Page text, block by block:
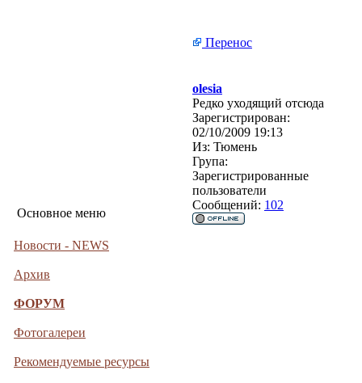
Основное меню
Новости - NEWS
Архив
ФОРУМ
Фотогалереи
Рекомендуемые ресурсы
Перенос
olesia
Редко уходящий отсюда
Зарегистрирован:
02/10/2009 19:13
Из: Тюмень
Група:
Зарегистрированные
пользователи
Сообщений: 102